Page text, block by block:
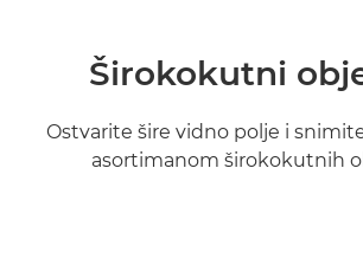
Širokokutni
Ostvarite šire vidno polje i
asortimanom širokokutnih